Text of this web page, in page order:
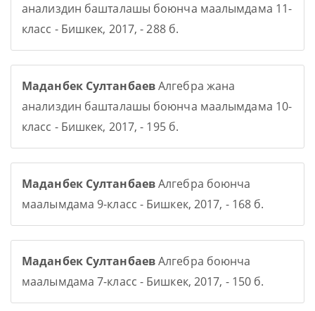
анализдин башталашы боюнча маалымдама 11-
класс - Бишкек, 2017, - 288 б.
Маданбек СултанбаевАлгебра жана
анализдин башталашы боюнча маалымдама 10-
класс - Бишкек, 2017, - 195 б.
Маданбек СултанбаевАлгебра боюнча
маалымдама 9-класс - Бишкек, 2017, - 168 б.
Маданбек СултанбаевАлгебра боюнча
маалымдама 7-класс - Бишкек, 2017, - 150 б.